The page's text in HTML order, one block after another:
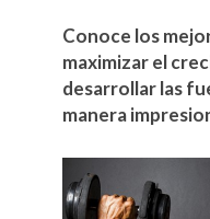
Conoce los
maximizar el
desarrollar las
manera